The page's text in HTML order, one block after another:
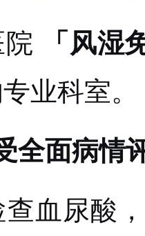
「风湿
业科室。
全面病情
血尿酸